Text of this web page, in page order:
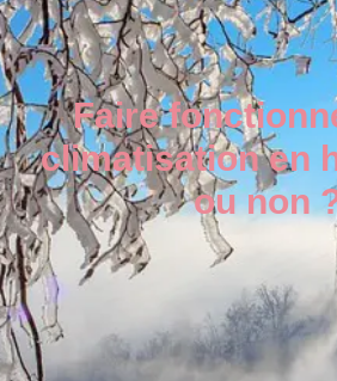
Faire
climatisation en
ou non